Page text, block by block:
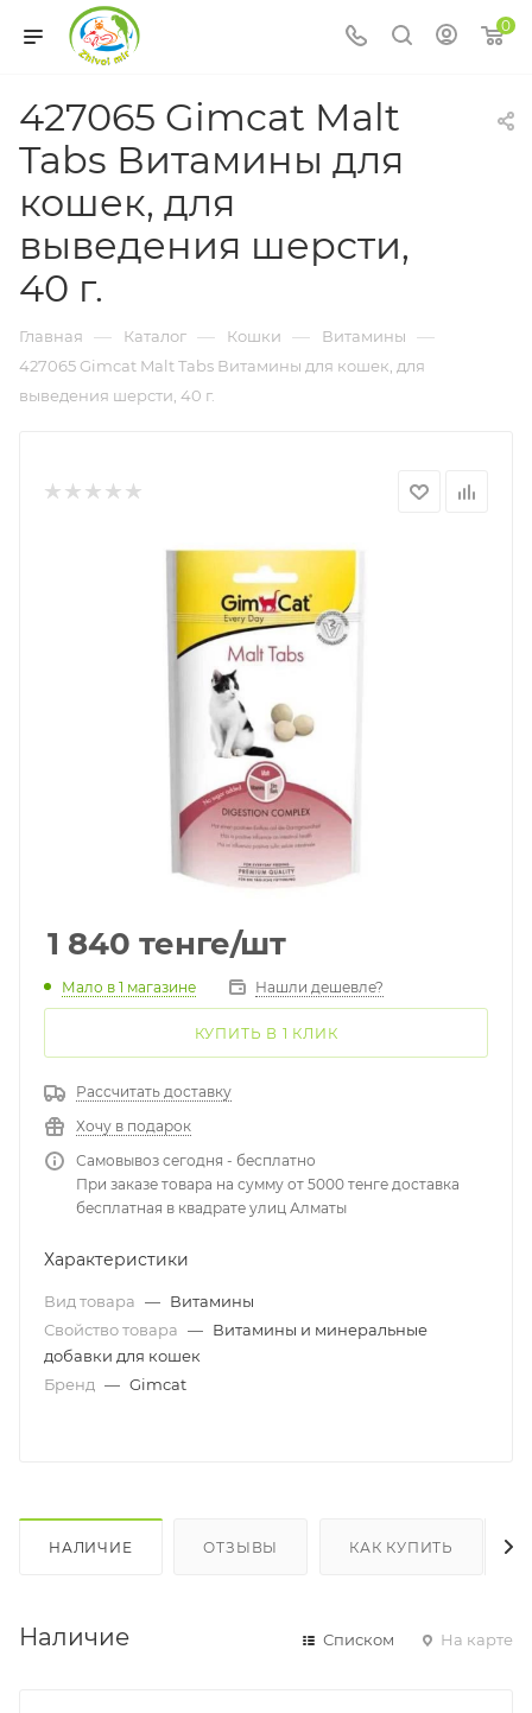
0
427065 Gimcat Malt
Tabs Витамины для
кошек, для
выведения шерсти,
40 г.
Главная — Каталог — Кошки — Витамины —
427065 Gimcat Malt Tabs Витамины для кошек, для
выведения шерсти, 40 г.
1 840 тенге/шт
Мало в 1 магазине Нашли дешевле?
КУПИТЬ В 1 КЛИК
Рассчитать доставку
Хочу в подарок
Самовывоз сегодня - бесплатно
При заказе товара на сумму от 5000 тенге доставка
бесплатная в квадрате улиц Алматы
Характеристики
Вид товара — Витамины
Свойство товара — Витамины и минеральные
добавки для кошек
Бренд — Gimcat
НАЛИЧИЕ ОТЗЫВЫ КАК КУПИТЬ
Наличие Списком На карте